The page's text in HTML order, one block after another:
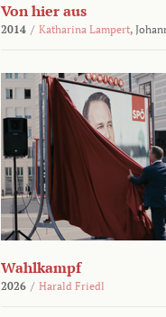
Von hier aus
2014 / Katharina Lampert,
Wahlkampf
2026 / Harald Friedl